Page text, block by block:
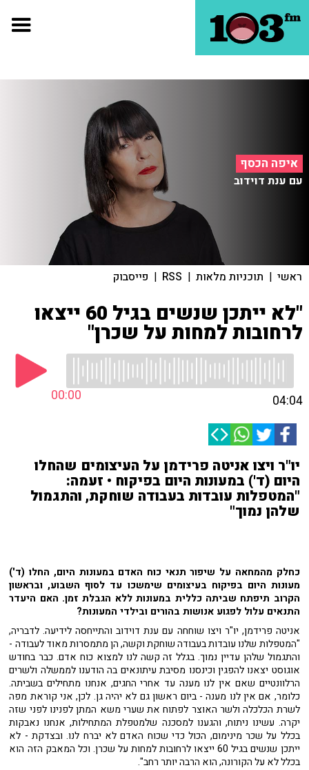
איפה הכסף
עם ענת דוידוב
ראשי | תוכניות מלאות |
RSS
| פייסבוק
"לא ייתכן שנשים בגיל 60 ייצאו
לרחובות למחות על שכרן"
00:00 04:04
יו"ר ויצו אניטה פרידמן על העיצומים שהחלו
היום (ד') במעונות היום בפיקוח • זעמה:
"המטפלות עובדות בעבודה שוחקת, והתגמול
שלהן נמוך"
כחלק מהמחאה על שיפור תנאי כוח האדם במעונות היום, החלו (ד')
מעונות היום בפיקוח בעיצומים שימשכו עד לסוף השבוע, ובראשון
הקרוב תיפתח שביתה כללית במעונות ללא הגבלת זמן. האם היעדר
התנאים עלול לפגוע אנושות בהורים ובילדי המעונות?
אניטה פרידמן, יו"ר ויצו שוחחה עם ענת דוידוב והתייחסה לידיעה. לדבריה,
"המטפלות שלנו עובדות בעבודה שוחקת וקשה, הן מתמסרות מאוד לעבודה -
והתגמול שלהן עדיין נמוך. בגלל זה קשה לנו למצוא כוח אדם. כבר בחודש
אוגוסט יצאנו להפגין וכינסנו מסיבת עיתונאים בה הודענו לממשלה ולשרים
הרלוונטיים שאם אין לנו מענה עד אחרי החגים, אנחנו מתחילים בשביתה.
כלומר, אם אין לנו מענה - ביום ראשון גם לא יהיה גן. לכן, אני קוראת מפה
לשרת הכלכלה ולשר האוצר לפתוח את שערי משא המתן לפנינו לפני שזה
יקרה. עשינו ניתוח, והגענו למסכנה שלמטפלת המתחילות, אנחנו נאבקות
בכלל על שכר מינימום, הכול כדי שכוח האדם לא יברח לנו. ובצדקת - לא
ייתכן שנשים בגיל 60 ייצאו לרחובות למחות על שכרן. וכל המאבק הזה הוא
בכלל לא על הקורונה, הוא הרבה יותר רחב".